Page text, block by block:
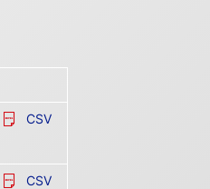
CSV
CSV